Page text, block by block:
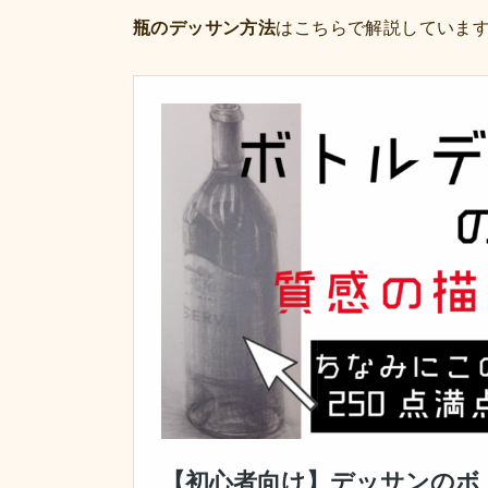
瓶のデッサン方法はこちらで解説していま